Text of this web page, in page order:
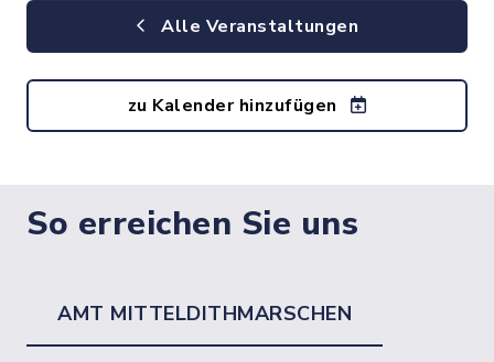
Alle Veranstaltungen
zu Kalender hinzufügen
So erreichen Sie uns
AMT MITTELDITHMARSCHEN